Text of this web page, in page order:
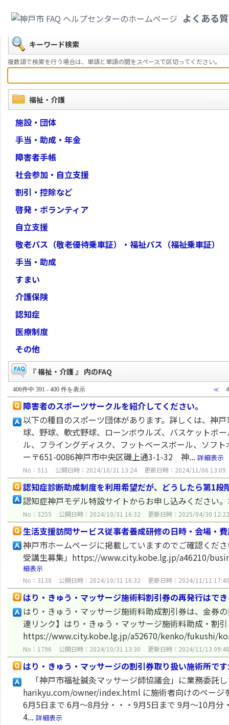
よくある
戻る
キーワード検索
複数語で検索を行う場合は、単語と単語の間をスペースで区切ってください。
福祉・介護
施設・団体
手当・助成・年金
障害者手帳
社会参加・自立支援
割引・控除など
啓発・ボランティア
自立支援
敬老パス（敬老優待乗車証）・福祉パス（福祉乗車証）
手当・助成
すまい
介護保険
認知症
医療制度
その他
『 福祉・介護 』 内のFAQ
406件中 391 - 400 件を表示 ≪
障害者のスポーツサークルを紹介してください。
以下の種目のスポーツ団体があります。詳しくは、神
球、野球、軟式野球、ローンボウルズ、バスケットボ
ル、フライングディスク、フットベースボール、ソフ
ー〒651-0086神戸市中央区磯上通3-1-32 神... 詳細表示
No：511 公開日時：2024/10/31 13:24 更新日時：2024/11/06 13:09
認知症診断助成制度を利用希望だが、どうしたら第1段
認知症神戸モデル特設サイトからお申し込みください
No：3255 公開日時：2024/10/31 16:32 更新日時：2025/04/30 12:22
生活支援訪問サービス従事者養成研修の日時・会場・
神戸市ホームページに掲載していますのでご確認くだ
受講生募集」https://www.city.kobe.lg.jp/a46210/
細表示
No：3138 公開日時：2024/10/31 16:32 更新日時：2024/11/11 17:40
はり・きゅう・マッサージ施術料割引券の再発行はで
はり・きゅう・マッサージ施術料助成割引券は、金券
連リンク】はり・きゅう・マッサージ施術料助成・割引
https://www.city.kobe.lg.jp/a52670/kenko/fukushi/
No：1796 公開日時：2024/10/31 13:30 更新日時：2024/11/13 09:48
はり・きゅう・マッサージの割引券取り扱い施術所で
「神戸市福祉鍼灸マッサージ師協議会」に業務委託
harikyu.com/owner/index.html に施術者向けのページ
6月5日まで 6月～8月分・・・9月5日まで 9月～10月
4... 詳細表示